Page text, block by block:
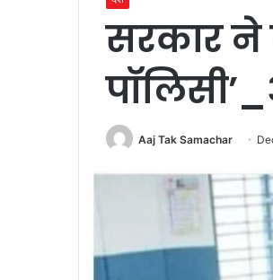
सरकार ने
Aaj Tak Samachar